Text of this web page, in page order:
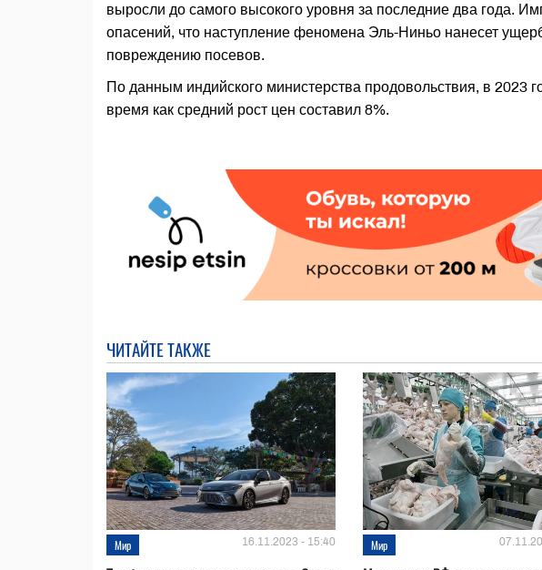
выросли до самого высокого уровня за последние два года.
опасений, что наступление феномена Эль-Ниньо нанесет
повреждению посевов.
По данным индийского министерства продовольствия, в 2023
время как средний рост цен составил 8%.
ЧИТАЙТЕ ТАКЖЕ
Мир 16.11.2023 - 15:40 Мир